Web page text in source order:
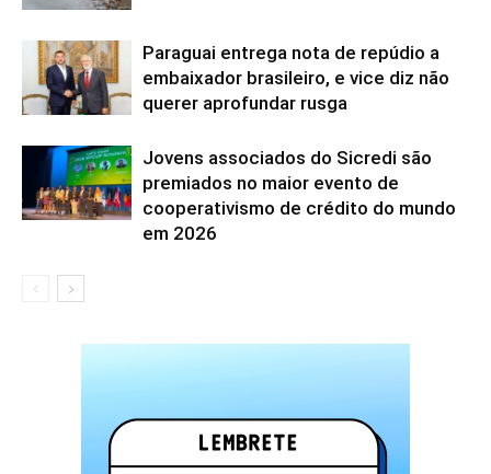
Paraguai entrega nota de repúdio a
embaixador brasileiro, e vice diz não
querer aprofundar rusga
Jovens associados do Sicredi são
premiados no maior evento de
cooperativismo de crédito do mundo
em 2026